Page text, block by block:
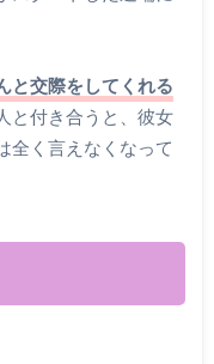
と交際をしてくれる
と付き合うと、彼女
全く言えなくなって